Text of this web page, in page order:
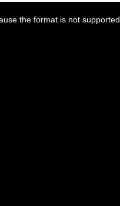
the format is not supported.